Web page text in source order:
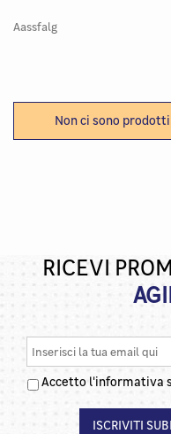
Aassfalg
Non ci sono
RICEVI
Accetto l'informativa
ISCRIVITI